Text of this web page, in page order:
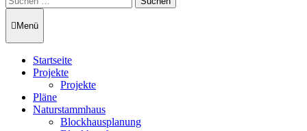
nach:
Menü
Startseite
Projekte
Projekte
Pläne
Naturstammhaus
Blockhausplanung